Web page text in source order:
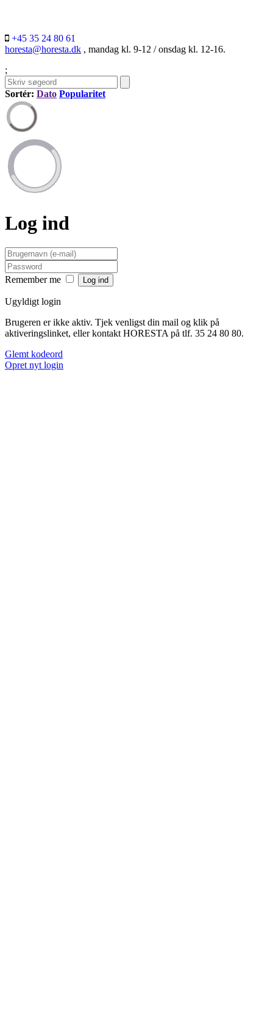
+45 35 24 80 61
horesta@horesta.dk , mandag kl. 9-12 / onsdag kl. 12-16.
;
Sortér: Dato Popularitet
Log ind
Remember me
Ugyldigt login
Brugeren er ikke aktiv. Tjek venligst din mail og klik på
aktiveringslinket, eller kontakt HORESTA på tlf. 35 24 80 80.
Glemt kodeord
Opret nyt login